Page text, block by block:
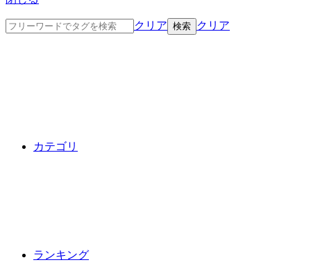
クリア クリア
カテゴリ
ランキング